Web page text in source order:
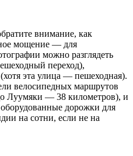
внимание, как
мощение — для
можно разглядеть
переход),
эта улица — пешеходная).
велосипедных маршрутов
Луумяки — 38 километров), и
дорожки для
на сотни, если не на